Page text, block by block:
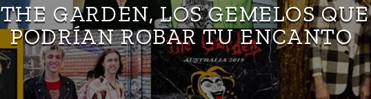
THE GARDEN, LOS GEMELOS QUE
PODRÍAN ROBAR TU ENCANTO